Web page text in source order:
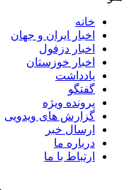
خانه
اخبار ایران و جهان
اخبار دزفول
اخبار خوزستان
یادداشت
گفتگو
پرونده ویژه
گزارش های ویدویی
ارسال خبر
درباره ما
ارتباط با ما